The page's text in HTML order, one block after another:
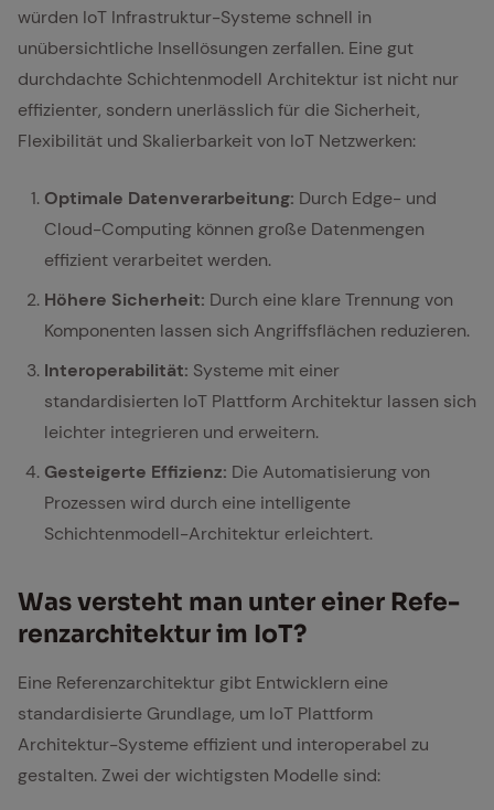
würden IoT Infrastruktur-Systeme schnell in
unübersichtliche Insellösungen zerfallen. Eine gut
durchdachte Schichtenmodell Architektur ist nicht nur
effizienter, sondern unerlässlich für die Sicherheit,
Flexibilität und Skalierbarkeit von IoT Netzwerken:
Optimale Datenverarbeitung: Durch Edge- und
Cloud-Computing können große Datenmengen
effizient verarbeitet werden.
Höhere Sicherheit: Durch eine klare Trennung von
Komponenten lassen sich Angriffsflächen reduzieren.
Interoperabilität: Systeme mit einer
standardisierten IoT Plattform Architektur lassen sich
leichter integrieren und erweitern.
Gesteigerte Effizienz: Die Automatisierung von
Prozessen wird durch eine intelligente
Schichtenmodell-Architektur erleichtert.
Was ver­steht man un­ter ei­ner Re­fe­
renz­ar­chi­tek­tur im IoT?
Eine Referenzarchitektur gibt Entwicklern eine
standardisierte Grundlage, um IoT Plattform
Architektur-Systeme effizient und interoperabel zu
gestalten. Zwei der wichtigsten Modelle sind: